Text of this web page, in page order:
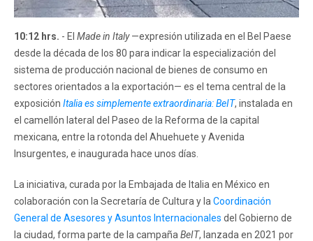
10:12 hrs. - El Made in Italy—expresión utilizada en el Bel Paese
desde la década de los 80 para indicar la especialización del
sistema de producción nacional de bienes de consumo en
sectores orientados a la exportación— es el tema central de la
exposición Italia es simplemente extraordinaria: BeIT, instalada en
el camellón lateral del Paseo de la Reforma de la capital
mexicana, entre la rotonda del Ahuehuete y Avenida
Insurgentes, e inaugurada hace unos días.
La iniciativa, curada por la Embajada de Italia en México en
colaboración con la Secretaría de Cultura y la Coordinación
General de Asesores y Asuntos Internacionales del Gobierno de
la ciudad, forma parte de la campaña BeIT, lanzada en 2021 por